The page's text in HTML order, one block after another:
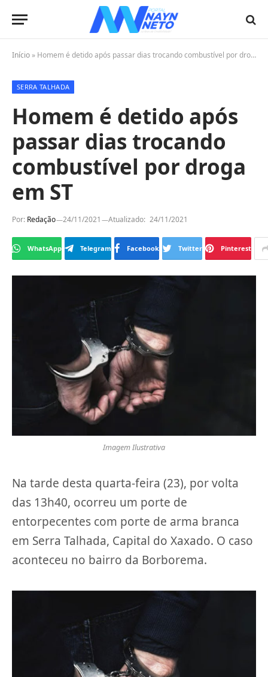
Início » Homem é detido após passar dias trocando combustível por droga em ST
SERRA TALHADA
Homem é detido após
passar dias trocando
combustível por droga
em ST
Por: Redação 24/11/2021 Atualizado: 24/11/2021
WhatsApp Telegram Facebook Twitter Pinterest
Imagem Ilustrativa
Na tarde desta quarta-feira (23), por volta
das 13h40, ocorreu um porte de
entorpecentes com porte de arma branca
em Serra Talhada, Capital do Xaxado. O caso
aconteceu no bairro da Borborema.